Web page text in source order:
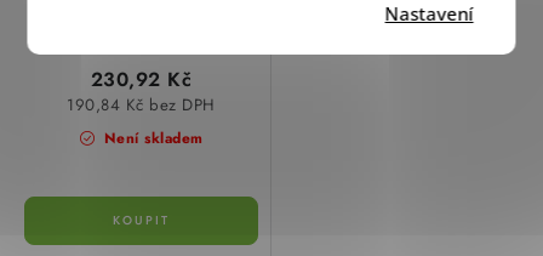
Nastavení
Není skladem
190,84 Kč bez DPH
230,92 Kč